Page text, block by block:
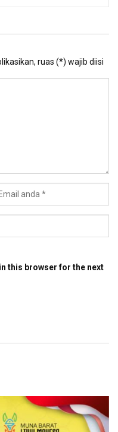
ruas (*) wajib diisi
this browser for the next